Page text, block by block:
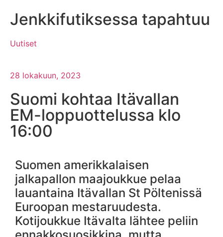
Jenkkifutiksessa tapahtuu
Uutiset
28 lokakuun, 2023
Suomi kohtaa Itävallan
EM-loppuottelussa klo
16:00
Suomen amerikkalaisen
jalkapallon maajoukkue pelaa
lauantaina Itävallan St Pöltenissä
Euroopan mestaruudesta.
Kotijoukkue Itävalta lähtee peliin